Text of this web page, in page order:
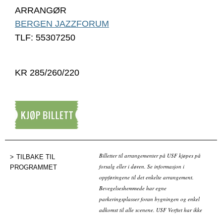
ARRANGØR
BERGEN JAZZFORUM
TLF: 55307250
KR 285/260/220
TILBAKE TIL
PROGRAMMET
Billetter til arrangementer på USF kjøpes på
forsalg eller i døren. Se informasjon i
oppføringene til det enkelte arrangement.
Bevegelseshemmede har egne
parkeringsplasser foran bygningen og enkel
adkomst til alle scenene. USF Verftet har ikke